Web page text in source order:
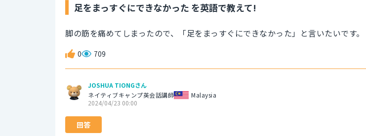
足をまっすぐにできなかった を英語で教えて!
脚の筋を痛めてしまったので、「足をまっすぐにできなかった」と言いたいです。
0 709
JOSHUA TIONGさん
ネイティブキャンプ英会話講師
Malaysia
2024/04/23 00:00
回答